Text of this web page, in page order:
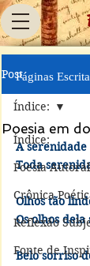
Post
Índice:
Poesia Autoral
Crônica
Reflexão
Fonte de
Índice:
Poesia em
A
Toda
Olhos tão
Os olhos
Belo sorriso
Páginas